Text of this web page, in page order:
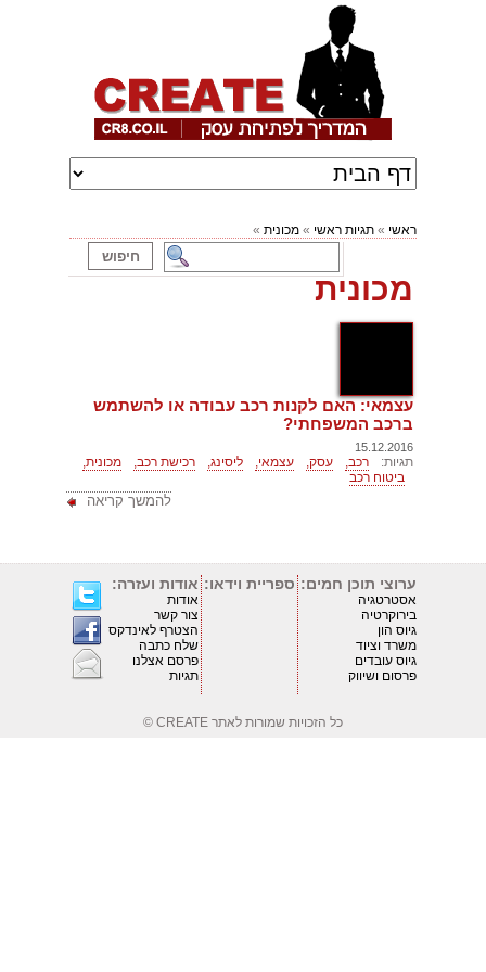
ראשי » תגיות ראשי » מכונית »
מכונית
עצמאי: האם לקנות רכב עבודה או להשתמש
ברכב המשפחתי?
15.12.2016
תגיות: רכב, עסק, עצמאי, ליסינג, רכישת רכב,
מכונית,
ביטוח רכב
להמשך קריאה
ערוצי תוכן חמים:
אסטרטגיה
בירוקרטיה
גיוס הון
משרד וציוד
גיוס עובדים
פרסום ושיווק
ספריית וידאו: אודות ועזרה:
אודות
צור קשר
הצטרף לאינדקס
שלח כתבה
פרסם אצלנו
תגיות
כל הזכויות שמורות לאתר CREATE ©